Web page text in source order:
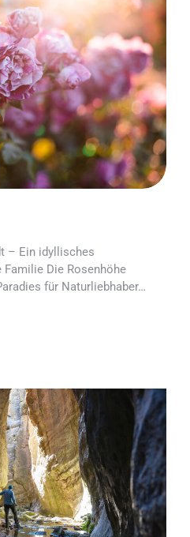
– Ein idyllisches
Die Rosenhöhe
für Naturliebhaber…